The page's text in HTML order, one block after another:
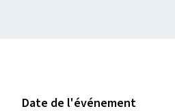
Date de l'événement